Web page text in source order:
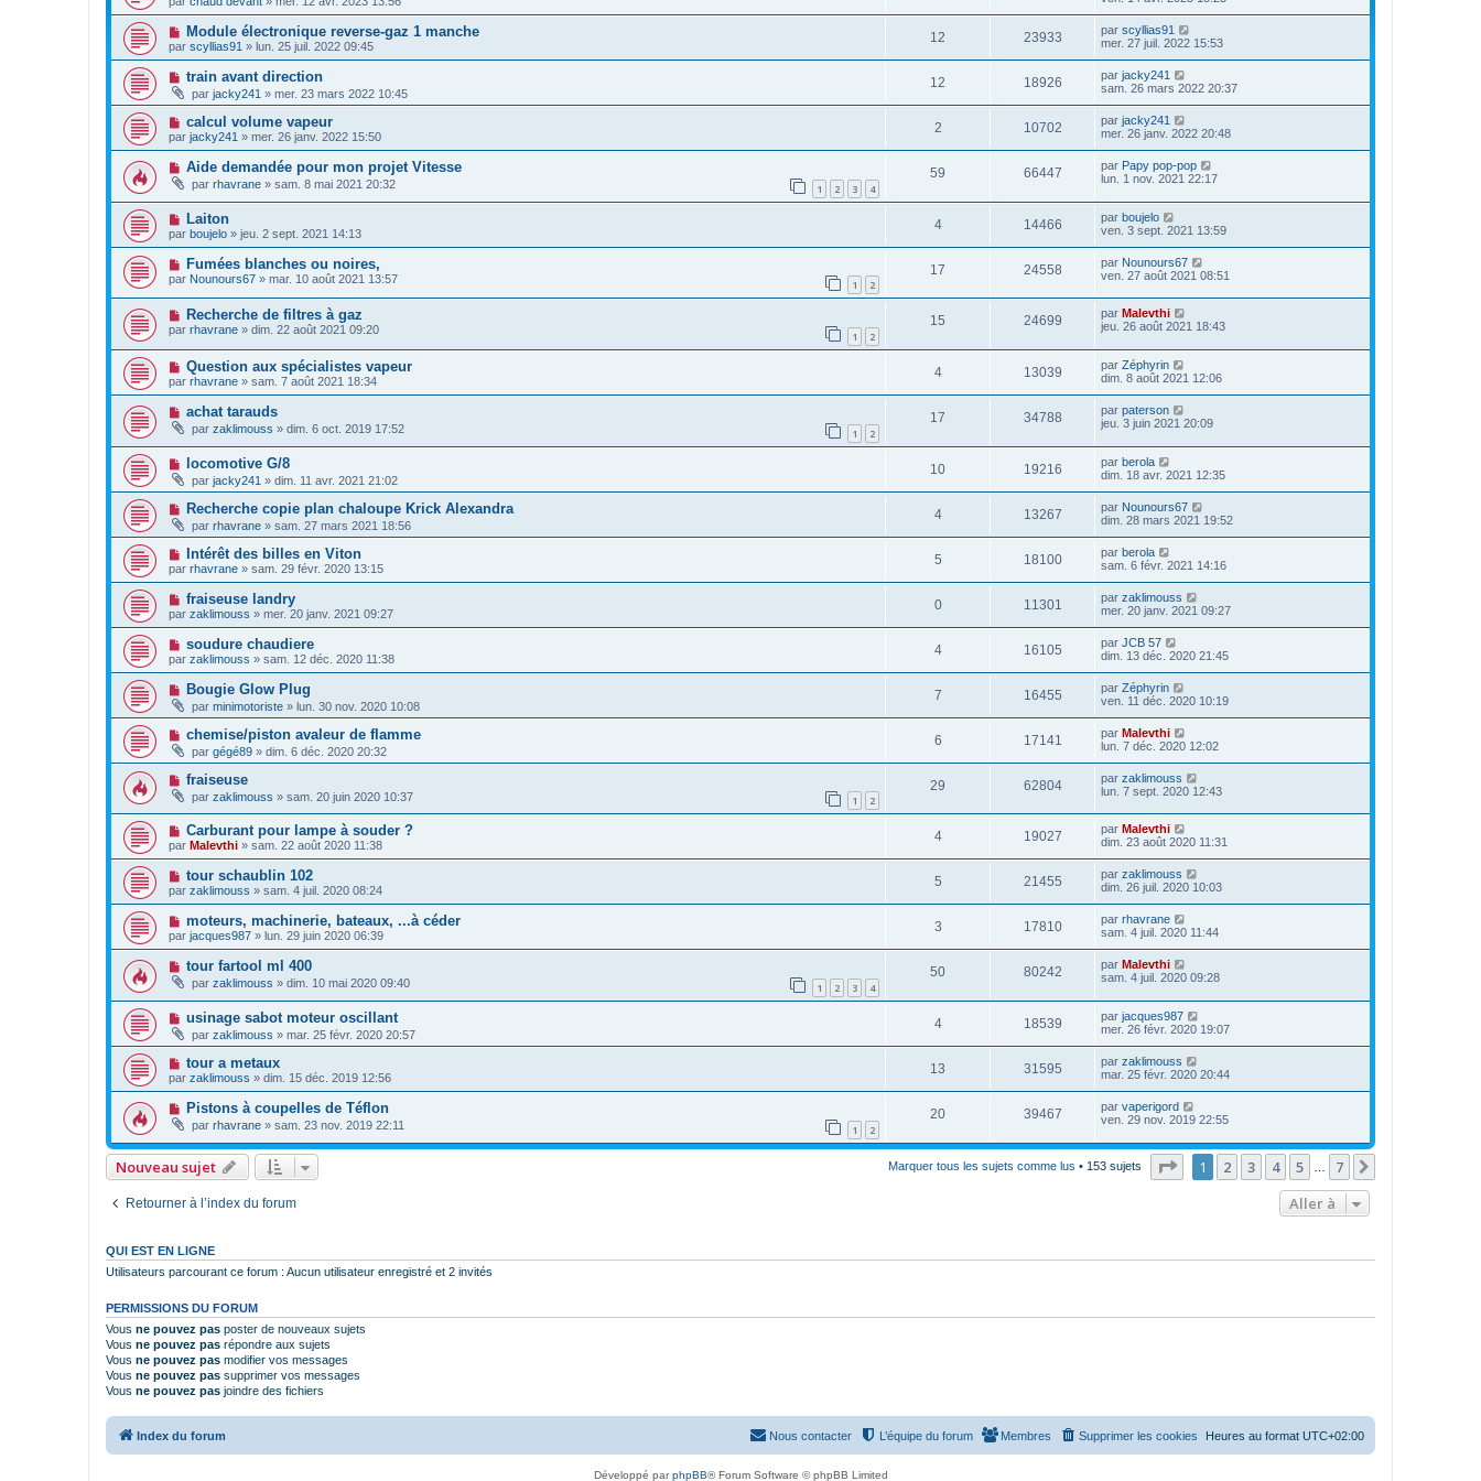
Module électronique reverse-gaz 1 manche
par scyllias91 » lun. 25 juil. 2022 09:45
12 23933 par scyllias91
mer. 27 juil. 2022 15:53
train avant direction
par jacky241 » mer. 23 mars 2022 10:45
12 18926 par jacky241
sam. 26 mars 2022 20:37
calcul volume vapeur
par jacky241 » mer. 26 janv. 2022 15:50
2 10702 par jacky241
mer. 26 janv. 2022 20:48
Aide demandée pour mon projet Vitesse
par rhavrane » sam. 8 mai 2021 20:32 1 2 3 4
59 66447 par Papy pop-pop
lun. 1 nov. 2021 22:17
Laiton
par boujelo » jeu. 2 sept. 2021 14:13
4 14466 par boujelo
ven. 3 sept. 2021 13:59
Fumées blanches ou noires,
par Nounours67 » mar. 10 août 2021 13:57 1 2
17 24558 par Nounours67
ven. 27 août 2021 08:51
Recherche de filtres à gaz
par rhavrane » dim. 22 août 2021 09:20 1 2
15 24699 par Malevthi
jeu. 26 août 2021 18:43
Question aux spécialistes vapeur
par rhavrane » sam. 7 août 2021 18:34
4 13039 par Zéphyrin
dim. 8 août 2021 12:06
achat tarauds
par zaklimouss » dim. 6 oct. 2019 17:52 1 2
17 34788 par paterson
jeu. 3 juin 2021 20:09
locomotive G/8
par jacky241 » dim. 11 avr. 2021 21:02
10 19216 par berola
dim. 18 avr. 2021 12:35
Recherche copie plan chaloupe Krick Alexandra
par rhavrane » sam. 27 mars 2021 18:56
4 13267 par Nounours67
dim. 28 mars 2021 19:52
Intérêt des billes en Viton
par rhavrane » sam. 29 févr. 2020 13:15
5 18100 par berola
sam. 6 févr. 2021 14:16
fraiseuse landry
par zaklimouss » mer. 20 janv. 2021 09:27
0 11301 par zaklimouss
mer. 20 janv. 2021 09:27
soudure chaudiere
par zaklimouss » sam. 12 déc. 2020 11:38
4 16105 par JCB 57
dim. 13 déc. 2020 21:45
Bougie Glow Plug
par minimotoriste » lun. 30 nov. 2020 10:08
7 16455 par Zéphyrin
ven. 11 déc. 2020 10:19
chemise/piston avaleur de flamme
par gégé89 » dim. 6 déc. 2020 20:32
6 17141 par Malevthi
lun. 7 déc. 2020 12:02
fraiseuse
par zaklimouss » sam. 20 juin 2020 10:37 1 2
29 62804 par zaklimouss
lun. 7 sept. 2020 12:43
Carburant pour lampe à souder ?
par Malevthi » sam. 22 août 2020 11:38
4 19027 par Malevthi
dim. 23 août 2020 11:31
tour schaublin 102
par zaklimouss » sam. 4 juil. 2020 08:24
5 21455 par zaklimouss
dim. 26 juil. 2020 10:03
moteurs, machinerie, bateaux, ...à céder
par jacques987 » lun. 29 juin 2020 06:39
3 17810 par rhavrane
sam. 4 juil. 2020 11:44
tour fartool ml 400
par zaklimouss » dim. 10 mai 2020 09:40 1 2 3 4
50 80242 par Malevthi
sam. 4 juil. 2020 09:28
usinage sabot moteur oscillant
par zaklimouss » mar. 25 févr. 2020 20:57
4 18539 par jacques987
mer. 26 févr. 2020 19:07
tour a metaux
par zaklimouss » dim. 15 déc. 2019 12:56
13 31595 par zaklimouss
mar. 25 févr. 2020 20:44
Pistons à coupelles de Téflon
par rhavrane » sam. 23 nov. 2019 22:11 1 2
20 39467 par vaperigord
ven. 29 nov. 2019 22:55
Nouveau sujet Marquer tous les sujets comme lus • 153 sujets Page 1sur7
1 2 3 4 5 7
Retourner à l’index du forum Aller à
QUI EST EN LIGNE
Utilisateurs parcourant ce forum : Aucun utilisateur enregistré et 2 invités
PERMISSIONS DU FORUM
Vous ne pouvez pas poster de nouveaux sujets
Vous ne pouvez pas répondre aux sujets
Vous ne pouvez pas modifier vos messages
Vous ne pouvez pas supprimer vos messages
Vous ne pouvez pas joindre des fichiers
Index du forum Heures au format UTC+02:00
Supprimer les cookies
Membres
L’équipe du forum
Nous contacter
Développé parphpBB® Forum Software © phpBB Limited